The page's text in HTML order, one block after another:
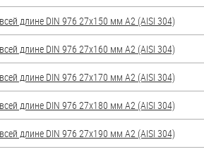
длине DIN 976 27х150 мм А2 (AISI 304)
длине DIN 976 27х160 мм А2 (AISI 304)
длине DIN 976 27х170 мм А2 (AISI 304)
длине DIN 976 27х180 мм А2 (AISI 304)
длине DIN 976 27х190 мм А2 (AISI 304)